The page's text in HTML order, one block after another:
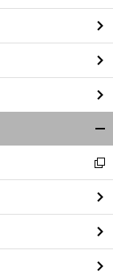
閉
る
新
し
い
ウ
ィ
ン
ド